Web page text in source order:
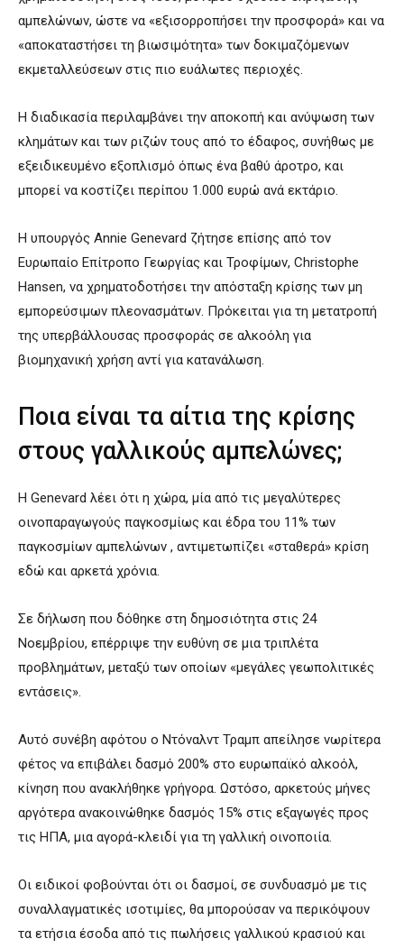
αμπελώνων, ώστε να «εξισορροπήσει την προσφορά» και να
«αποκαταστήσει τη βιωσιμότητα» των δοκιμαζόμενων
εκμεταλλεύσεων στις πιο ευάλωτες περιοχές.
Η διαδικασία περιλαμβάνει την αποκοπή και ανύψωση των
κλημάτων και των ριζών τους από το έδαφος, συνήθως με
εξειδικευμένο εξοπλισμό όπως ένα βαθύ άροτρο, και
μπορεί να κοστίζει περίπου 1.000 ευρώ ανά εκτάριο.
Η υπουργός Annie Genevard ζήτησε επίσης από τον
Ευρωπαίο Επίτροπο Γεωργίας και Τροφίμων, Christophe
Hansen, να χρηματοδοτήσει την απόσταξη κρίσης των μη
εμπορεύσιμων πλεονασμάτων. Πρόκειται για τη μετατροπή
της υπερβάλλουσας προσφοράς σε αλκοόλη για
βιομηχανική χρήση αντί για κατανάλωση.
Ποια είναι τα αίτια της κρίσης
στους γαλλικούς αμπελώνες;
Η Genevard λέει ότι η χώρα, μία από τις μεγαλύτερες
οινοπαραγωγούς παγκοσμίως και έδρα του 11% των
παγκοσμίων αμπελώνων , αντιμετωπίζει «σταθερά» κρίση
εδώ και αρκετά χρόνια.
Σε δήλωση που δόθηκε στη δημοσιότητα στις 24
Νοεμβρίου, επέρριψε την ευθύνη σε μια τριπλέτα
προβλημάτων, μεταξύ των οποίων «μεγάλες γεωπολιτικές
εντάσεις».
Αυτό συνέβη αφότου ο Ντόναλντ Τραμπ απείλησε νωρίτερα
φέτος να επιβάλει δασμό 200% στο ευρωπαϊκό αλκοόλ,
κίνηση που ανακλήθηκε γρήγορα. Ωστόσο, αρκετούς μήνες
αργότερα ανακοινώθηκε δασμός 15% στις εξαγωγές προς
τις ΗΠΑ, μια αγορά-κλειδί για τη γαλλική οινοποιία.
Οι ειδικοί φοβούνται ότι οι δασμοί, σε συνδυασμό με τις
συναλλαγματικές ισοτιμίες, θα μπορούσαν να περικόψουν
τα ετήσια έσοδα από τις πωλήσεις γαλλικού κρασιού και